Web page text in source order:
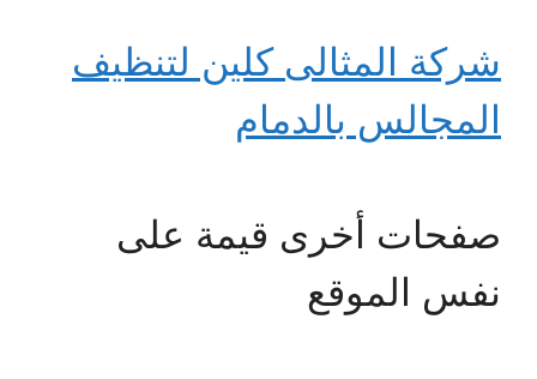
شركة المثالى كلين لتنظيف
المجالس بالدمام
صفحات أخرى قيمة على
نفس الموقع